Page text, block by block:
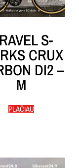
S-
CRUX
DI2 –
M
PLAČIAU